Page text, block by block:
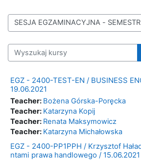
Kategorie kursów
Wyszukaj kursy
EGZ - 2400-TEST-EN / BUSINESS
19.06.2021
Teacher: Bożena Górska-Poręcka
Teacher: Katarzyna Kopij
Teacher: Renata Maksymowicz
Teacher: Katarzyna Michałowska
EGZ - 2400-PP1PPH / Krzysztof
ntami prawa handlowego /